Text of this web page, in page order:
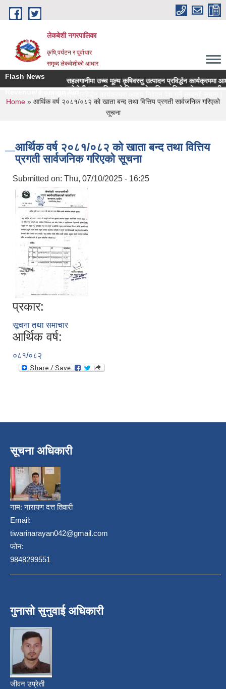
Skip to main content
लेकबेशी नगरपालिका
कृषि,पर्यटन र पू्र्वाधार
समृध्द लेकवेशीको आधार
Flash News
सहलगानीमा उच्च मूल्य कृषिवस्तु उत्पादन प्रविर्द्धन कार्यक्रममा
लकेवेशी नगरपालिकाको नियमन क्षेत्रधिकार भित्र रहेका सहकारी
You are here
Home » आर्थिक वर्ष २०८१/०८२ को खाता बन्द तथा वित्तिय प्रगती सार्वजनिक गरिएको
सूचना
आर्थिक वर्ष २०८१/०८२ को खाता बन्द तथा वित्तिय
प्रगती सार्वजनिक गरिएको सूचना
Submitted on: Thu, 07/10/2025 - 16:25
प्रकार:
सूचना तथा समाचार
आर्थिक वर्ष:
०८१/०८२
सूचना अधिकारी
नाम:नारायण दत्त तिवारी
Email:
tiwarinarayan042@gmail.com
फोन:
9848299551
गुनासो सुनुवाई अधिकारी
जीवन उप्रेती